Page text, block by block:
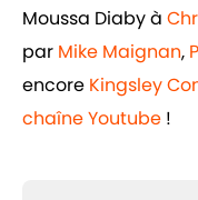
Moussa Diaby à
par Mike Maignan,
encore Kingsley
chaîne Youtube !